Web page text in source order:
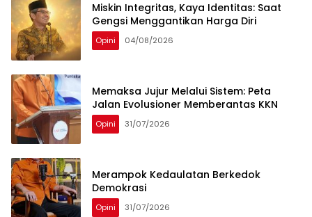
Miskin Integritas, Kaya Identitas: Saat
Gengsi Menggantikan Harga Diri
Opini 04/08/2026
Memaksa Jujur Melalui Sistem: Peta
Jalan Evolusioner Memberantas KKN
Opini 31/07/2026
Merampok Kedaulatan Berkedok
Demokrasi
Opini 31/07/2026